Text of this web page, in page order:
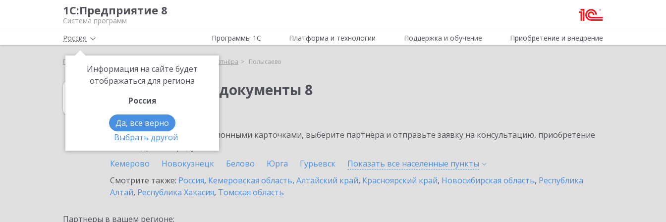
1С:Предприятие 8
Система программ
Россия
Информация на сайте будет
отображаться для региона
Россия
Да, все верно
Выбрать другой
Программы 1С Платформа и технологии Поддержка и обучение Приобретение и внедрение
Главная Выбор партнёра Полысаево
1С:Платежные документы 8
в Полысаево
Ознакомьтесь с информационными карточками, выберите партнёра и отправьте заявку на консультацию, приобретение
Кемерово
Новокузнецк Белово Юрга Гурьевск Показать все населенные пункты
Смотрите также: Россия, Кемеровская область, Алтайский край, Красноярский край, Новосибирская область, Республика
Алтай, Республика Хакасия, Томская область
Партнеры в вашем регионе: